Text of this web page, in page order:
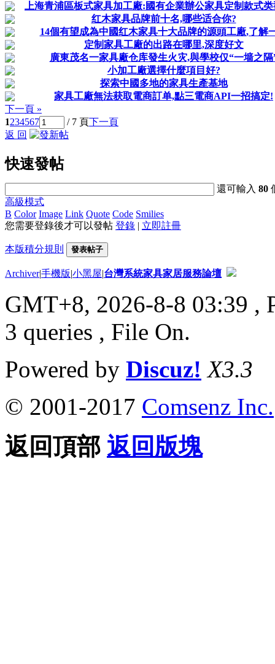
上海青浦區板式家具加工廠:國有企業辦公家具定制款式
红木家具品牌前十名,哪些适合你?
14個有望成為中國红木家具十大品牌的源頭工廠,了解
定制家具工廠的出路在哪里,深度好文
廣東茂名一家具廠仓库發生火灾,與學校仅“一墙之隔
小加工廠選擇什麼項目好?
探索中國多地的家具生產基地
家具工廠無法获取電商訂单,點三電商API一招搞定!
下一頁 »
1234567 / 7 頁下一頁
返 回
快速發帖
還可輸入80
高級模式
B Color Image Link Quote Code Smilies
您需要登錄後才可以發帖 登錄 | 立即註冊
本版積分規則 發表帖子
Archiver|手機版|小黑屋|台灣系統家具家居服務論壇
GMT+8, 2026-8-8 03:39 ,
3 queries , File On.
Powered by Discuz! X3.3
© 2001-2017 Comsenz Inc.
返回頂部 返回版塊